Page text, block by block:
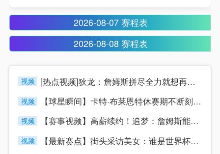
2026-08-07 赛程表
2026-08-08 赛程表
视频 [热点视频]狄龙：詹姆斯拼尽全力就想再添一冠，76人是强队配
视频 【球星瞬间】卡特·布莱恩特休赛期不断刻苦训练，下赛季能否迎来
视频 【赛事视频】高薪续约！追梦：詹姆斯能去勇士当⚾然很好，但一切
视频 【最新赛点】街头采访美女：谁是世界杯最帅的球员？